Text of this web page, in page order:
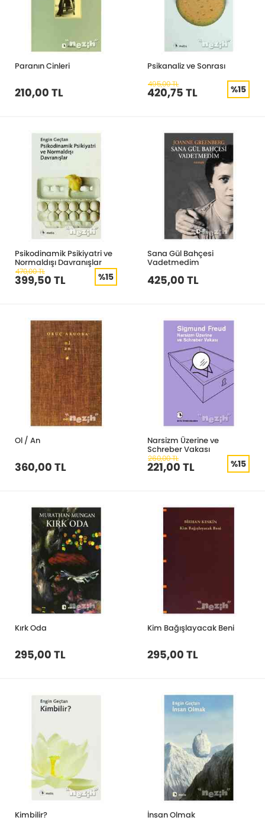
Paranın Cinleri
210,00 TL
Psikanaliz ve Sonrası
495,00 TL
420,75 TL %15
Psikodinamik Psikiyatri ve
Normaldışı Davranışlar
470,00 TL
399,50 TL %15
Sana Gül Bahçesi
Vadetmedim
425,00 TL
Ol / An
360,00 TL
Narsizm Üzerine ve
Schreber Vakası
260,00 TL
221,00 TL %15
Kırk Oda
295,00 TL
Kim Bağışlayacak Beni
295,00 TL
Kimbilir? İnsan Olmak